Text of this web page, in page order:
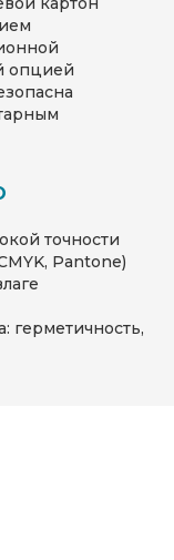
опцией
точности
Pantone)
герметичность,